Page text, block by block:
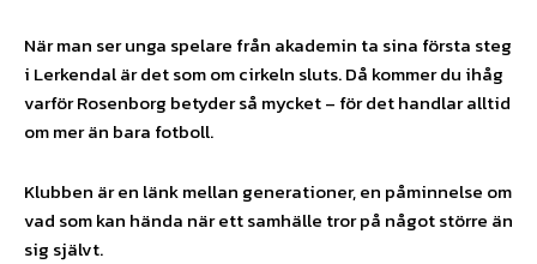
När man ser unga spelare från akademin ta sina första steg
i Lerkendal är det som om cirkeln sluts. Då kommer du ihåg
varför Rosenborg betyder så mycket – för det handlar alltid
om mer än bara fotboll.
Klubben är en länk mellan generationer, en påminnelse om
vad som kan hända när ett samhälle tror på något större än
sig självt.